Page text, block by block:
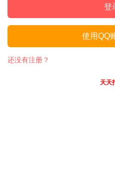
登
使用QQ
还没有注册？
天天